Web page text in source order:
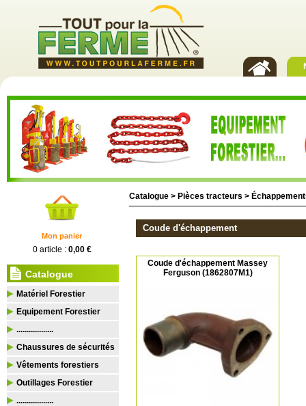
Mon panier
0 article : 0,00 €
Catalogue
Matériel Forestier
Equipement Forestier
..................
Chaussures de sécurités
Vêtements forestiers
Outillages Forestier
..................
Catalogue > Pièces tracteurs >
Coude d'échappement
Coude d'échappement Massey
Ferguson (1862807M1)